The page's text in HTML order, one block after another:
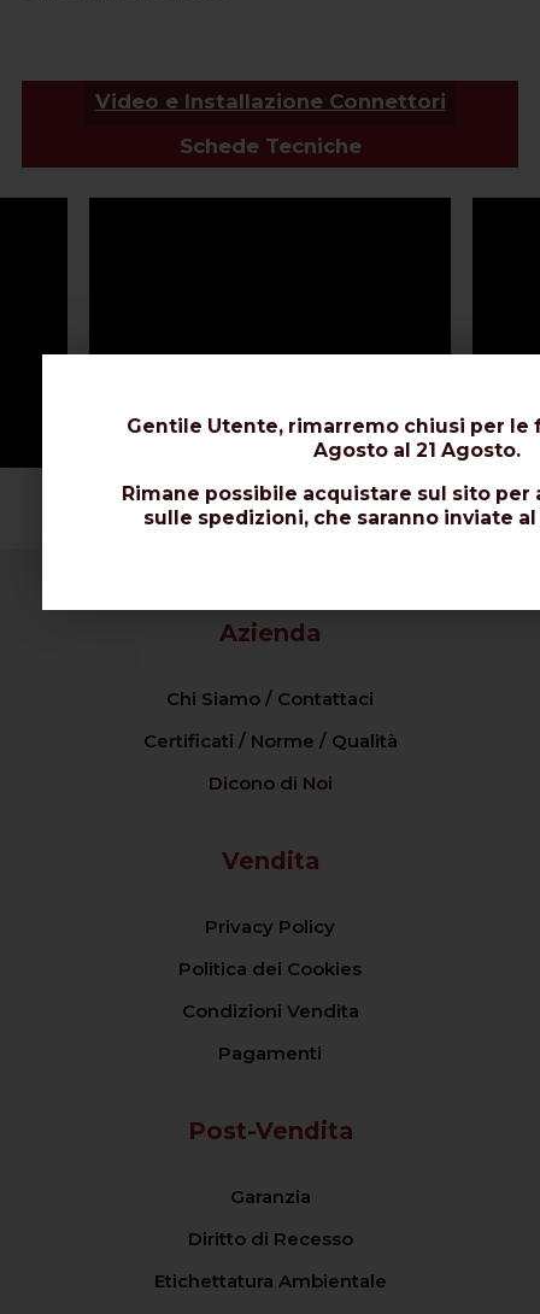
Video e Installazione Connettori
Schede Tecniche
Azienda
Chi Siamo / Contattaci
Certificati / Norme / Qualità
Dicono di Noi
Vendita
Privacy Policy
Politica dei Cookies
Condizioni Vendita
Pagamenti
Post-Vendita
Garanzia
Diritto di Recesso
Etichettatura Ambientale
Gentile Utente, rimarremo chiusi per le
Agosto al 21 Agosto.
Rimane possibile acquistare sul sito
sulle spedizioni, che saranno inviate